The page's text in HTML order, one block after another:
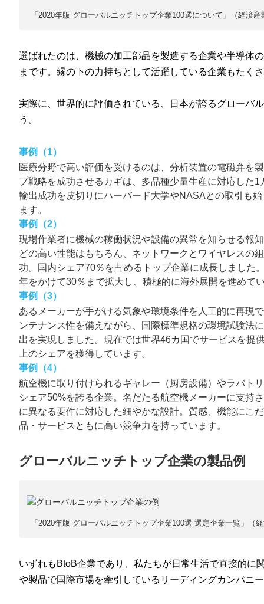
「2020年版 グローバルニッチトップ企業100選について」（経済
選ばれたのは、機械の加工部品を製造する企業や半導体
まです。縁の下の力持ちとして活躍している企業もたく
実際に、世界的に評価されている、日本が誇るグローバ
う。
事例（1）
医療分野で高い評価を受けるのは、分析装置の電磁弁を
プ戦略を成功させるカギは、多品種少量生産に対応した
輸出成功を皮切りにハーバード大学やNASAとの取引も
ます。
事例（2）
現場作業者に機械の稼働状況や設備の異常を知らせる報
どの高い性能はもちろん、ネットワークとワイヤレスの
功。国内シェア70％を占めるトップ企業に成長しました
年をかけて30％まで拡大し、積極的に海外展開を進めて
事例（3）
あるメーカーが手がける気象や環境条件を人工的に再現
ンテナンス性を備えながら、国際標準規格の環境試験法
出を実現しました。現在では世界46カ国でサービスを提
上のシェアを獲得しています。
事例（4）
航空機に取り付けられるギャレー（厨房設備）やラバト
シェア50%を誇る企業。名だたる航空機メーカーに支持
に異なる要件に対応した細やかな設計。質感、機能にこ
品・サービスともに高い競争力を持っています。
グローバルニッチトップ企業の製品例
「2020年版 グローバルニッチトップ企業100選 選定企業一覧」
いずれもBtoB企業であり、私たちが日常生活で直接的に
や製品で国際市場を牽引しているリーディングカンパニ